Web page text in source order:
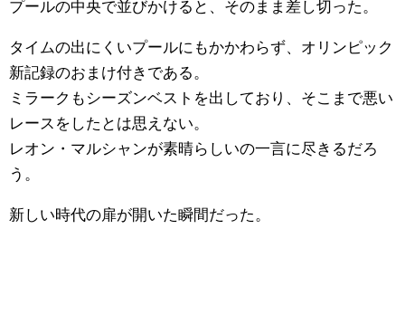
プールの中央で並びかけると、そのまま差し切った。
タイムの出にくいプールにもかかわらず、オリンピック
新記録のおまけ付きである。
ミラークもシーズンベストを出しており、そこまで悪い
レースをしたとは思えない。
レオン・マルシャンが素晴らしいの一言に尽きるだろ
う。
新しい時代の扉が開いた瞬間だった。